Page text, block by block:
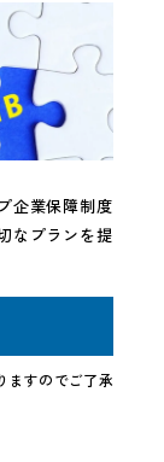
企業保障制度
なプランを提
ますのでご了承